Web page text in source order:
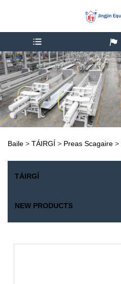
Baile > TÁIRGÍ > Preas Scagaire >
TÁIRGÍ
NEW PRODUCTS